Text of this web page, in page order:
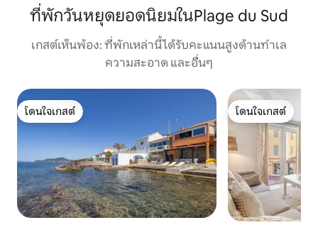
ที่พักวันหยุดยอดนิยมในPlage du Sud
เกสต์เห็นพ้อง: ที่พักเหล่านี้ได้รับคะแนนสูงด้านทำเล
ความสะอาด และอื่นๆ
โดนใจเกสต์
โดนใจเกสต์
โดนใจเกสต์
โดนใจเกสต์